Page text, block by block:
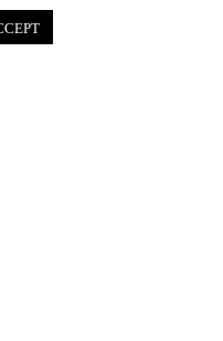
Marco...